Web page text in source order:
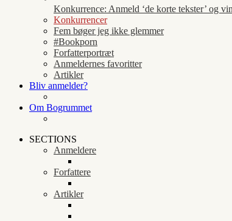
Konkurrence: Anmeld ‘de korte tekster’ og
Konkurrencer
Fem bøger jeg ikke glemmer
#Bookporn
Forfatterportræt
Anmeldernes favoritter
Artikler
Bliv anmelder?
Om Bogrummet
SECTIONS
Anmeldere
Forfattere
Artikler